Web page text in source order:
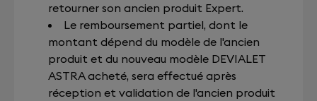
retourner son ancien produit Expert.
Le remboursement partiel, dont le
montant dépend du modèle de l'ancien
produit et du nouveau modèle DEVIALET
ASTRA acheté, sera effectué après
réception et validation de l'ancien produit